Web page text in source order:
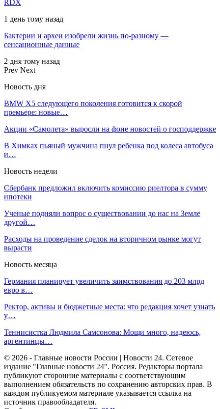
RDX
1 день тому назад
Бактерии и археи изобрели жизнь по-разному —
сенсационные данные
2 дня тому назад
Prev Next
Новость дня
BMW X5 следующего поколения готовится к скорой
премьере: новые…
Акции «Самолета» выросли на фоне новостей о господдержке
В Химках пьяный мужчина пнул ребенка под колеса автобуса
и…
Новость недели
Сбербанк предложил включить комиссию риелтора в сумму
ипотеки
Ученые подняли вопрос о существовании до нас на Земле
другой…
Расходы на проведение сделок на вторичном рынке могут
вырасти
Новость месяца
Германия планирует увеличить заимствования до 203 млрд
евро в…
Ректор, активы и бюджетные места: что редакция хочет узнать
у…
Теннисистка Людмила Самсонова: Мощи много, надеюсь,
аргентинцы…
© 2026 - Главные новости России | Новости 24. Сетевое
издание "Главные новости 24". Россия. Редакторы портала
публикуют сторонние материалы с соответствующим
выполнением обязательств по сохранению авторских прав. В
каждом публикуемом материале указывается ссылка на
источник правообладателя.